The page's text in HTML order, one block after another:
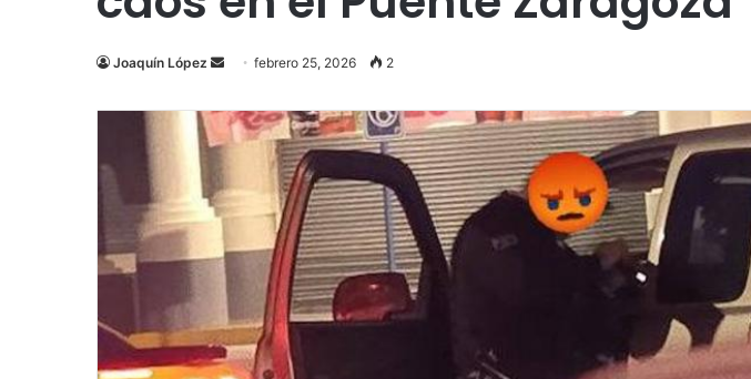
Joaquín López
Send
email
febrero 25, 2026 2